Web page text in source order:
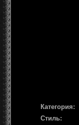
Категория:
Стиль: